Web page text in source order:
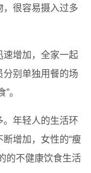
，很容易摄入过多
速增加，全家一起
分别单独用餐的场
。
。年轻人的生活环
增加，女性的“瘦
的不健康饮食生活